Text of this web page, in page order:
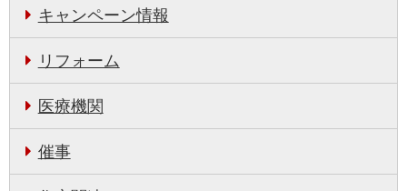
キャンペーン情報
リフォーム
医療機関
催事